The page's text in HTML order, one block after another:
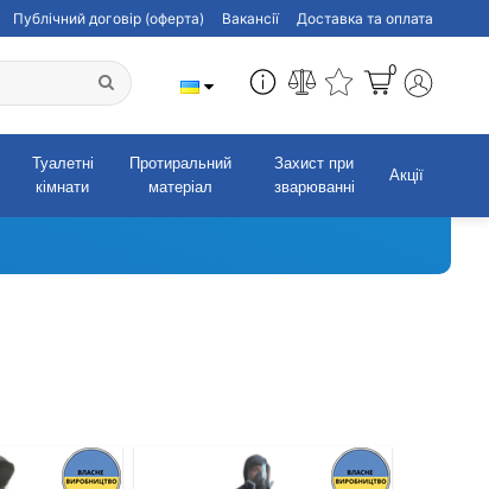
Публічний договір (оферта) Вакансії Доставка та оплата
0
Туалетні
кімнати
Протиральний
матеріал
Захист при
зварюванні
Акції